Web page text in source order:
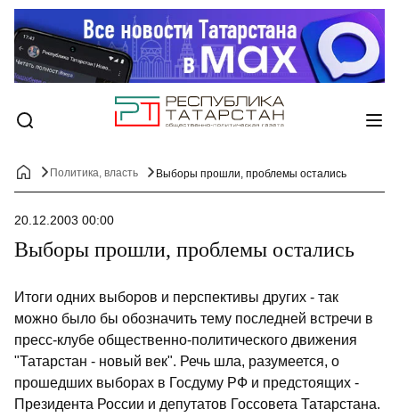
Политика, власть Выборы прошли, проблемы остались
20.12.2003 00:00
Выборы прошли, проблемы остались
Итоги одних выборов и перспективы других - так
можно было бы обозначить тему последней встречи в
пресс-клубе общественно-политического движения
"Татарстан - новый век". Речь шла, разумеется, о
прошедших выборах в Госдуму РФ и предстоящих -
Президента России и депутатов Госсовета Татарстана.